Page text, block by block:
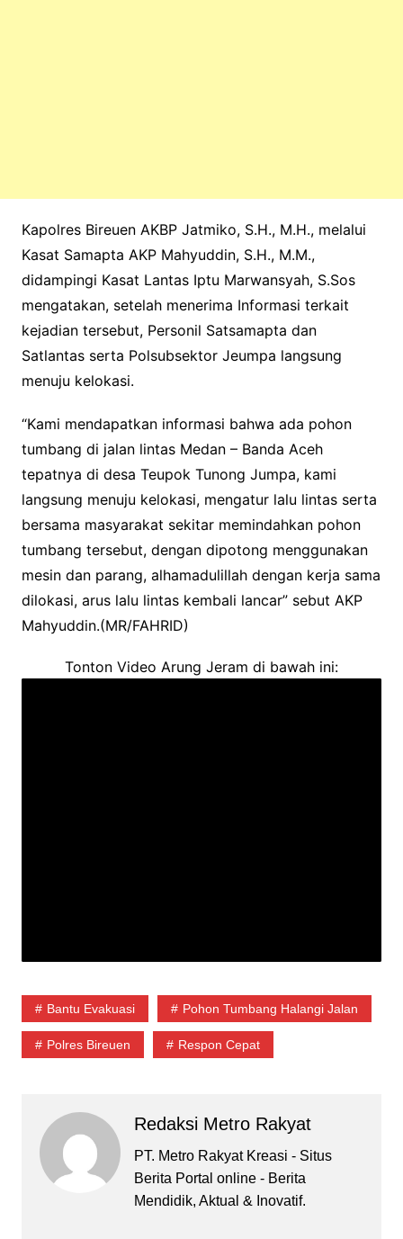
Kapolres Bireuen AKBP Jatmiko, S.H., M.H., melalui
Kasat Samapta AKP Mahyuddin, S.H., M.M.,
didampingi Kasat Lantas Iptu Marwansyah, S.Sos
mengatakan, setelah menerima Informasi terkait
kejadian tersebut, Personil Satsamapta dan
Satlantas serta Polsubsektor Jeumpa langsung
menuju kelokasi.
“Kami mendapatkan informasi bahwa ada pohon
tumbang di jalan lintas Medan – Banda Aceh
tepatnya di desa Teupok Tunong Jumpa, kami
langsung menuju kelokasi, mengatur lalu lintas serta
bersama masyarakat sekitar memindahkan pohon
tumbang tersebut, dengan dipotong menggunakan
mesin dan parang, alhamadulillah dengan kerja sama
dilokasi, arus lalu lintas kembali lancar” sebut AKP
Mahyuddin.(MR/FAHRID)
Tonton Video Arung Jeram di bawah ini:
Bantu Evakuasi Pohon Tumbang Halangi Jalan
Polres Bireuen Respon Cepat
Redaksi Metro Rakyat
PT. Metro Rakyat Kreasi - Situs
Berita Portal online - Berita
Mendidik, Aktual & Inovatif.